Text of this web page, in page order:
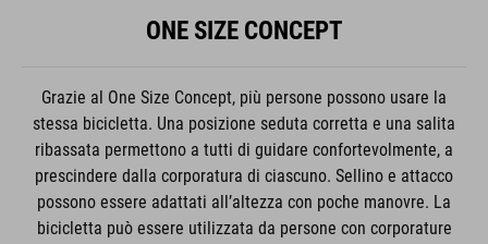
ONE SIZE CONCEPT
Grazie al One Size Concept, più persone possono usare la
stessa bicicletta. Una posizione seduta corretta e una salita
ribassata permettono a tutti di guidare confortevolmente, a
prescindere dalla corporatura di ciascuno. Sellino e attacco
possono essere adattati all’altezza con poche manovre. La
bicicletta può essere utilizzata da persone con corporature